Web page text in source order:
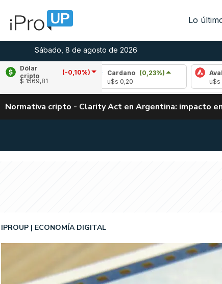
Lo
Sábado, 8 de agosto de 2026
Dólar
cripto
(-0,10%)
$ 1569,81
Cardano
(0,23%)
Avalanche
Normativa cripto - Clarity Act en Argentina: impacto
IPROUP ECONOMÍA DIGITAL